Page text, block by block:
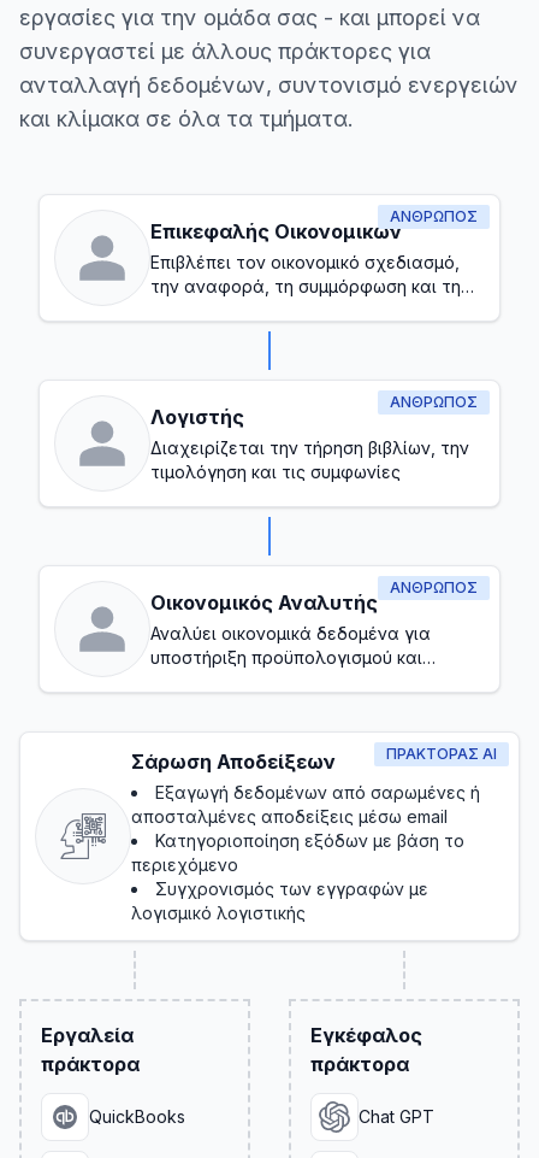
εργασίες για την ομάδα σας - και μπορεί να
συνεργαστεί με άλλους πράκτορες για
ανταλλαγή δεδομένων, συντονισμό ενεργειών
και κλίμακα σε όλα τα τμήματα.
ΆΝΘΡΩΠΟΣ
Επικεφαλής Οικονομικών
Επιβλέπει τον οικονομικό σχεδιασμό,
την αναφορά, τη συμμόρφωση και τη
προϋπολογισμού
ΆΝΘΡΩΠΟΣ
Λογιστής
Διαχειρίζεται την τήρηση βιβλίων, την
τιμολόγηση και τις συμφωνίες
ΆΝΘΡΩΠΟΣ
Οικονομικός Αναλυτής
Αναλύει οικονομικά δεδομένα για
υποστήριξη προϋπολογισμού και
ΠΡΑΚΤΟΡΑΣ AI
Σάρωση Αποδείξεων
Εξαγωγή δεδομένων από σαρωμένες ή
αποσταλμένες αποδείξεις μέσω email
Κατηγοριοποίηση εξόδων με βάση το
περιεχόμενο
Συγχρονισμός των εγγραφών με
λογισμικό λογιστικής
Εργαλεία
πράκτορα
QuickBooks
Εγκέφαλος
πράκτορα
Chat GPT